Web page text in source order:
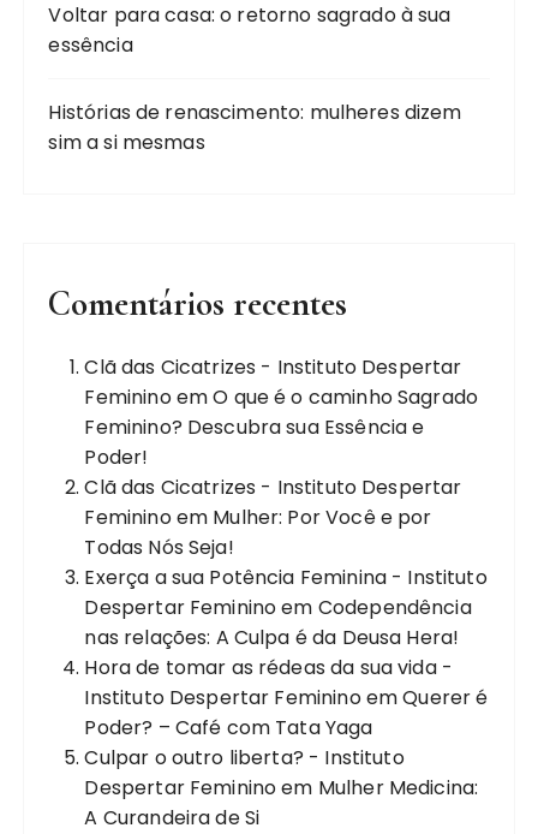
Voltar para casa: o retorno sagrado à sua
essência
Histórias de renascimento: mulheres dizem
sim a si mesmas
Comentários recentes
Clã das Cicatrizes - Instituto Despertar
FemininoemO que é o caminho Sagrado
Feminino? Descubra sua Essência e
Poder!
Clã das Cicatrizes - Instituto Despertar
Femininoem Mulher: Por Você e por
Todas Nós Seja!
Exerça a sua Potência Feminina - Instituto
Despertar Femininoem Codependência
nas relações: A Culpa é da Deusa Hera!
Hora de tomar as rédeas da sua vida -
Instituto Despertar FemininoemQuerer é
Poder? – Café com Tata Yaga
Culpar o outro liberta? - Instituto
Despertar Femininoem Mulher Medicina:
A Curandeira de Si